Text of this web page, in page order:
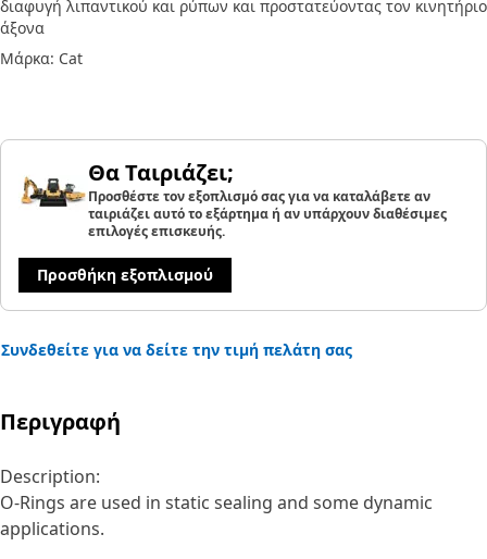
διαφυγή λιπαντικού και ρύπων και προστατεύοντας τον κινητήριο
άξονα
Μάρκα: Cat
Θα Ταιριάζει;
Προσθέστε τον εξοπλισμό σας για να καταλάβετε αν
ταιριάζει αυτό το εξάρτημα ή αν υπάρχουν διαθέσιμες
επιλογές επισκευής.
Προσθήκη εξοπλισμού
Συνδεθείτε για να δείτε την τιμή πελάτη σας
Περιγραφή
Description:
O-Rings are used in static sealing and some dynamic
applications.